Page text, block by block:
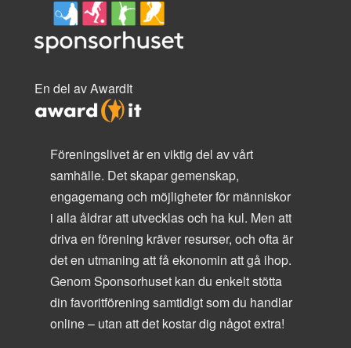
En del av AwardIt
Föreningslivet är en viktig del av vårt
samhälle. Det skapar gemenskap,
engagemang och möjligheter för människor
i alla åldrar att utvecklas och ha kul. Men att
driva en förening kräver resurser, och ofta är
det en utmaning att få ekonomin att gå ihop.
Genom Sponsorhuset kan du enkelt stötta
din favoritförening samtidigt som du handlar
online – utan att det kostar dig något extra!